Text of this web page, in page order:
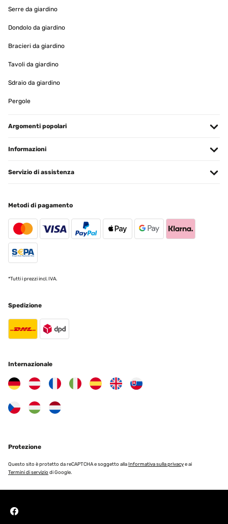
Serre da giardino
Dondolo da giardino
Bracieri da giardino
Tavoli da giardino
Sdraio da giardino
Pergole
Argomenti popolari
Informazioni
Servizio di assistenza
Metodi di pagamento
*Tutti i prezzi incl. IVA.
Spedizione
Internazionale
Protezione
Questo sito è protetto da reCAPTCHA e soggetto allaInformativa sulla privacye ai
Termini di servizio di Google.